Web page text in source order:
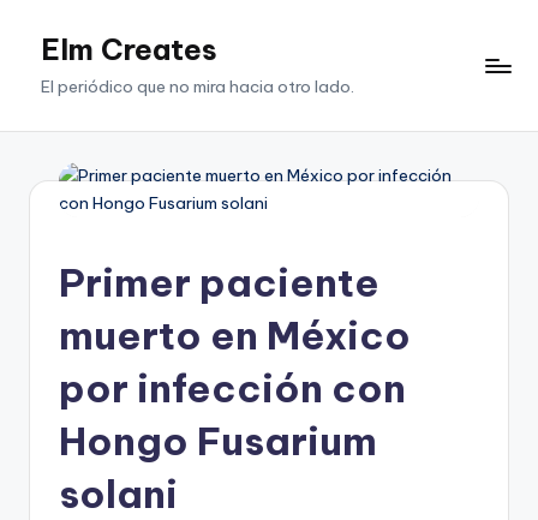
SaltarElm Creates
El periódico que no mira hacia otro lado.
Primer paciente
muerto en México
por infección con
Hongo Fusarium
solani